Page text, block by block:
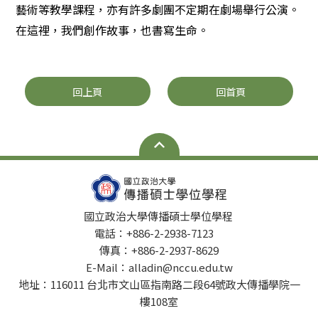
藝術等教學課程，亦有許多劇團不定期在劇場舉行公演。
在這裡，我們創作故事，也書寫生命。
回上頁 回首頁
國立政治大學傳播碩士學位學程
電話：+886-2-2938-7123
傳真：+886-2-2937-8629
E-Mail：alladin@nccu.edu.tw
地址：116011 台北市文山區指南路二段64號政大傳播學院一
樓108室